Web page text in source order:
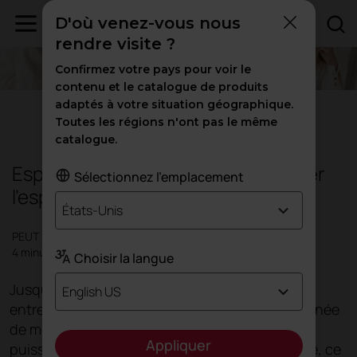
Bureaux|Inspiration
Espaces de socialisation pour libérer
l'esprit
PEUT 2019
4 minutes
Jusqu'à une date récente, rares étaient les
entreprises qui prévoyaient de dédier une poignée
de mètres de bureau à un espace où les gens
puissent parler ou se reposer. À l'heure actuelle, ce
D'où venez-vous nous
rendre visite ?
Confirmez votre pays pour voir le
contenu et le catalogue de produits
adaptés à votre situation géographique.
Toutes les régions n'ont pas le même
catalogue.
Sélectionnez l'emplacement
États-Unis
Choisir la langue
English US
Appliquer